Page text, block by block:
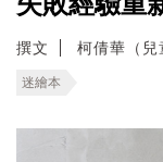
撰文 柯倩華（兒
迷繪本